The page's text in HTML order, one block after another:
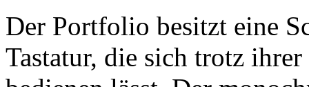
Der Portfolio besitzt eine
Tastatur, die sich trotz